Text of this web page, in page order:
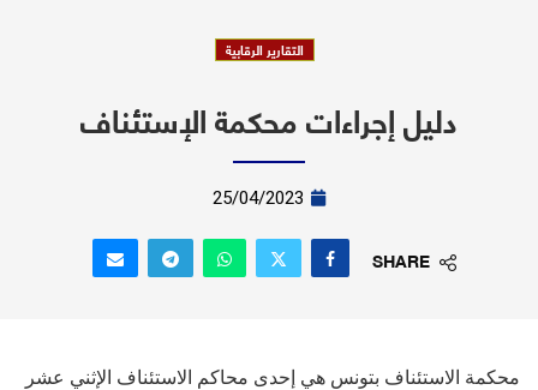
التقارير الرقابية
دليل إجراءات محكمة الإستئناف
25/04/2023
SHARE
محكمة الاستئناف بتونس هي إحدى محاكم الاستئناف الإثني عشر